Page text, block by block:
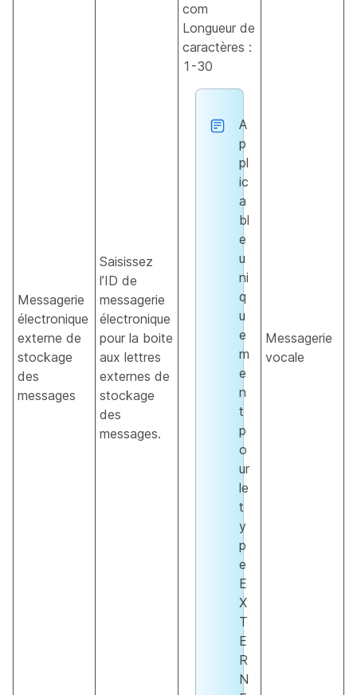
Messagerie
électronique
externe de
stockage
des
messages
Saisissez
l’ID de
messagerie
électronique
pour la boite
aux lettres
externes de
stockage
des
messages.
com
Longueur de
caractères :
1-30
A
p
pl
ic
a
bl
e
u
ni
q
u
e
m
e
n
t
p
o
ur
le
t
y
p
e
E
X
T
E
R
N
Messagerie
vocale